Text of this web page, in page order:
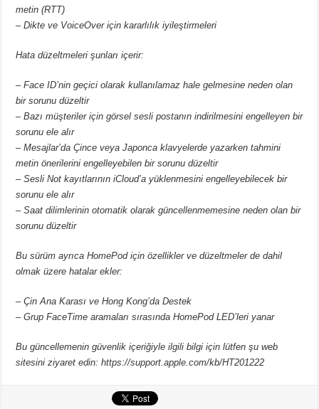
metin (RTT)
– Dikte ve VoiceOver için kararlılık iyileştirmeleri
Hata düzeltmeleri şunları içerir:
– Face ID’nin geçici olarak kullanılamaz hale gelmesine neden olan
bir sorunu düzeltir
– Bazı müşteriler için görsel sesli postanın indirilmesini engelleyen bir
sorunu ele alır
– Mesajlar’da Çince veya Japonca klavyelerde yazarken tahmini
metin önerilerini engelleyebilen bir sorunu düzeltir
– Sesli Not kayıtlarının iCloud’a yüklenmesini engelleyebilecek bir
sorunu ele alır
– Saat dilimlerinin otomatik olarak güncellenmemesine neden olan bir
sorunu düzeltir
Bu sürüm ayrıca HomePod için özellikler ve düzeltmeler de dahil
olmak üzere hatalar ekler:
– Çin Ana Karası ve Hong Kong’da Destek
– Grup FaceTime aramaları sırasında HomePod LED’leri yanar
Bu güncellemenin güvenlik içeriğiyle ilgili bilgi için lütfen şu web
sitesini ziyaret edin: https://support.apple.com/kb/HT201222